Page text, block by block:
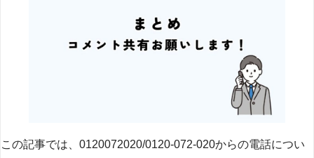
この記事では、0120072020/0120-072-020からの電話につい